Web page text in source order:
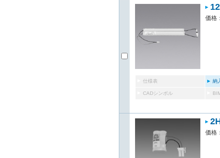
価格
仕様表 納
CADシンボル
価格